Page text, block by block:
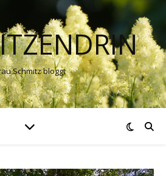
Schmitz bloggt